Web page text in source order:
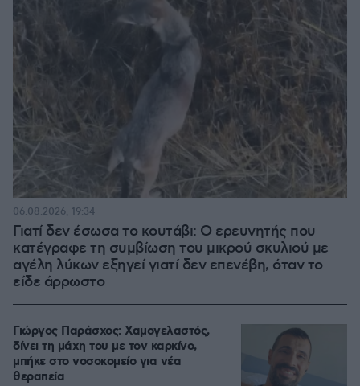
Γιατί δεν έσωσα το κουτάβι: Ο ερευνητής που
κατέγραφε τη συμβίωση του μικρού σκυλιού με
αγέλη λύκων εξηγεί γιατί δεν επενέβη, όταν το
είδε άρρωστο
06.08.2026, 19:34
Γιώργος Παράσχος: Χαμογελαστός,
δίνει τη μάχη του με τον καρκίνο,
μπήκε στο νοσοκομείο για νέα
θεραπεία